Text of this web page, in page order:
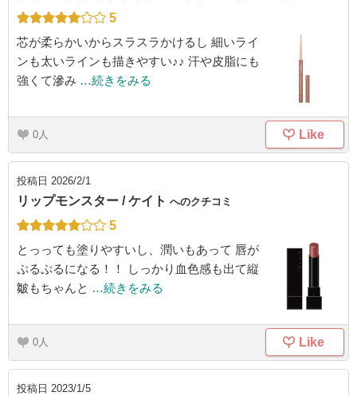
5
芯が柔らかいからスラスラかけるし 細いライ
ンも太いラインも描きやすい♪♪ 汗や皮脂にも
強くて滲み …続きをみる
0 Like
投稿日 2026/2/1
リップモンスター / ケイト へのクチコミ
5
とっっても塗りやすいし、潤いもあって 唇が
ぷるぷるになる！！ しっかり血色感も出て縦
皺もちゃんと …続きをみる
0 Like
投稿日 2023/1/5